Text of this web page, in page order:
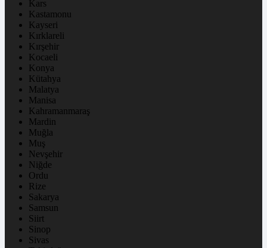
Kars
Kastamonu
Kayseri
Kırklareli
Kırşehir
Kocaeli
Konya
Kütahya
Malatya
Manisa
Kahramanmaraş
Mardin
Muğla
Muş
Nevşehir
Niğde
Ordu
Rize
Sakarya
Samsun
Siirt
Sinop
Sivas